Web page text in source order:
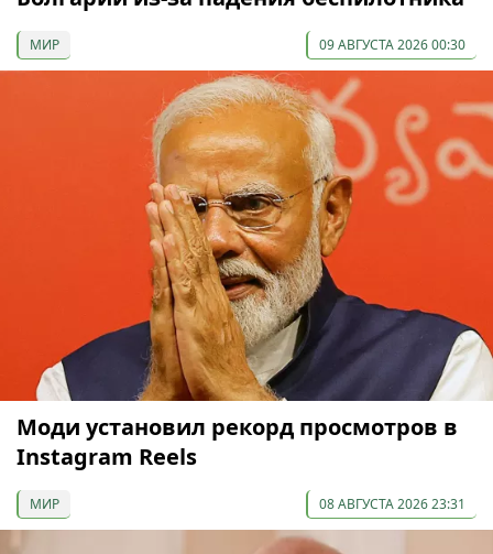
МИР 09 АВГУСТА 2026 00:30
Моди установил рекорд просмотров в
Instagram Reels
МИР 08 АВГУСТА 2026 23:31